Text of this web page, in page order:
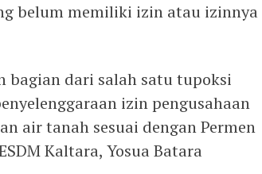
belum memiliki izin atau izinnya
bagian dari salah satu tupoksi
izin pengusahaan
air tanah sesuai dengan Permen
Kaltara, Yosua Batara